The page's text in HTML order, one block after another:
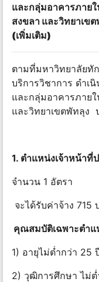
และกลุ่มอาคารภาย
สงขลา และวิทยาเข
(เพิ่มเติม)
ตามที่มหาวิทยาลัยทั
บริการวิชาการ ดำเ
และกลุ่มอาคารภาย
และวิทยาเขตพัทลุง
1. ตำแหน่งเจ้าหน้าที่
จำนวน 1 อัตรา
จะได้รับค่าจ้าง
คุณสมบัติเฉพาะตำแ
1) อายุไม่ต่ำกว่า 25
2) วุฒิการศึกษา ไม่